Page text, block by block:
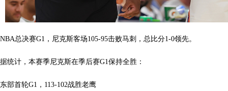
NBA总决赛G1，尼克斯客场105-95击败马刺，总比分1-0领先。
据统计，本赛季尼克斯在季后赛G1保持全胜：
东部首轮G1，113-102战胜老鹰